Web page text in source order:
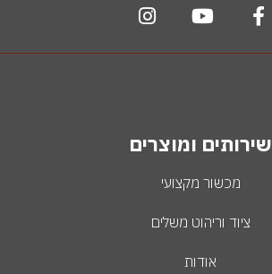
שירותים ומוצרים
מכשור מקצועי
ציוד וריהוט משלים
אודות